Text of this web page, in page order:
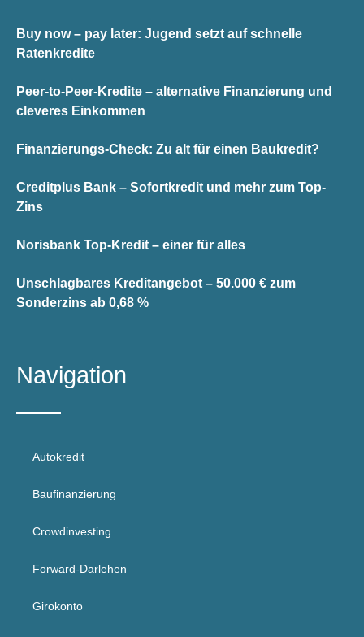
Buy now – pay later: Jugend setzt auf schnelle
Ratenkredite
Peer-to-Peer-Kredite – alternative Finanzierung und
cleveres Einkommen
Finanzierungs-Check: Zu alt für einen Baukredit?
Creditplus Bank – Sofortkredit und mehr zum Top-
Zins
Norisbank Top-Kredit – einer für alles
Unschlagbares Kreditangebot – 50.000 € zum
Sonderzins ab 0,68 %
Navigation
Autokredit
Baufinanzierung
Crowdinvesting
Forward-Darlehen
Girokonto